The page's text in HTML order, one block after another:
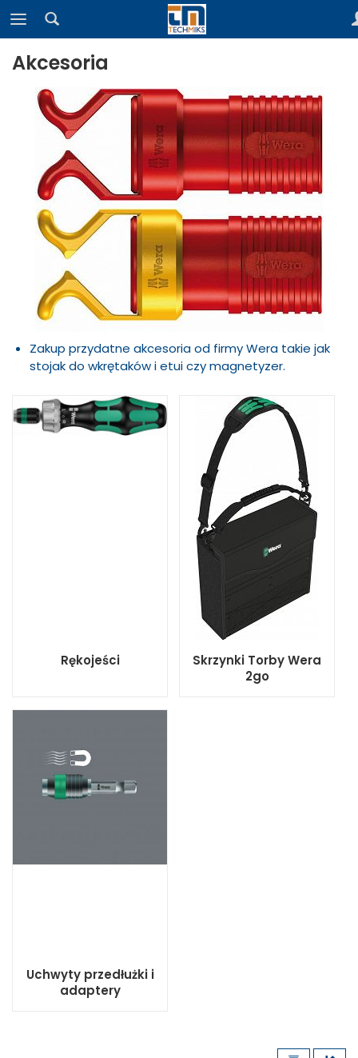
Akcesoria
Zakup przydatne akcesoria od firmy Wera takie jak
stojak do wkrętaków i etui czy magnetyzer.
Rękojeści
Skrzynki Torby Wera
2go
Uchwyty przedłużki i
adaptery